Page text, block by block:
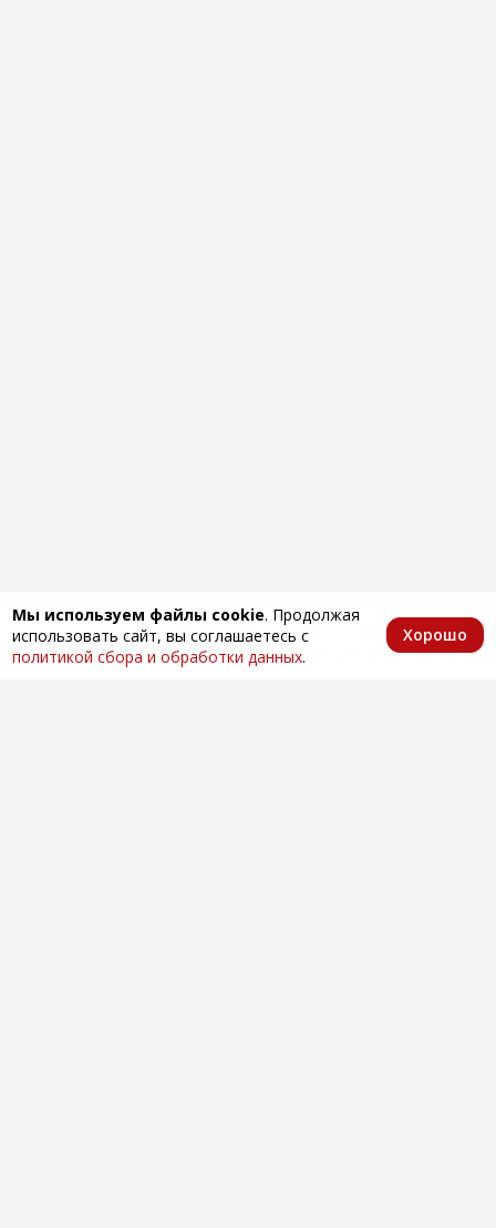
Мы используем файлы cookie. Продолжая
использовать сайт, вы соглашаетесь с
политикой сбора и обработки данных.
Хорошо
Главная КаталогИзбранноеКорзина Аккаунт